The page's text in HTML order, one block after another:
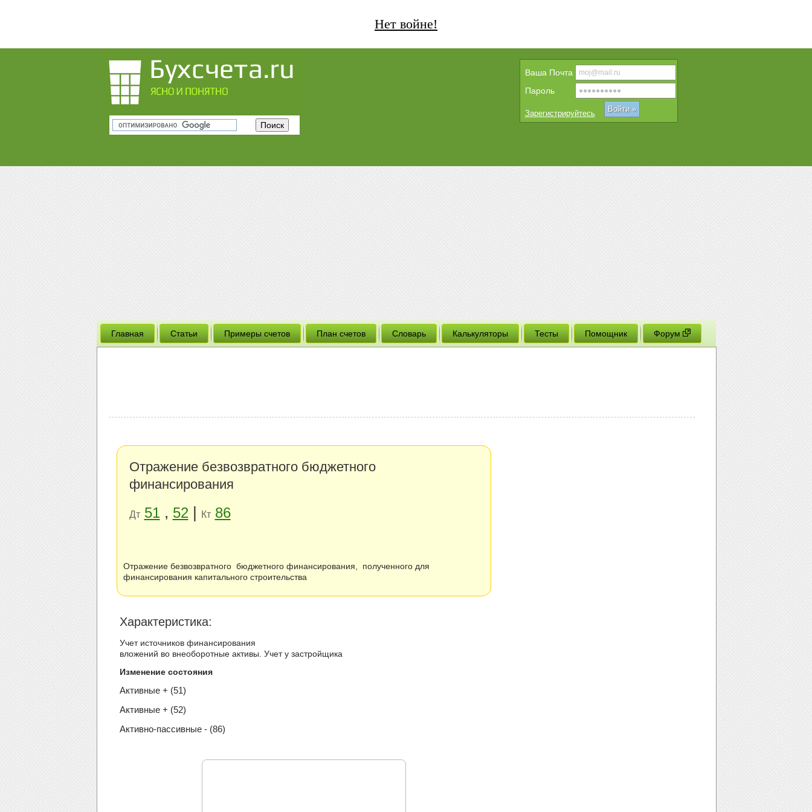
Нет войне!
Вашa Почта
Пароль
Зарегистрируйтесь
Главная Статьи Примеры счетов План счетов Словарь Калькуляторы Тесты Помощник Форум
Отражение безвозвратного бюджетного
финансирования
Дт 51, 52| Кт 86
Отражение безвозвратного бюджетного финансирования, полученного для
финансирования капитального строительства
Xарактеристика:
Учет источников финансирования
вложений во внеоборотные активы. Учет у застройщика
Изменение состояния
Активные + (51)
Активные + (52)
Активно-пассивные - (86)